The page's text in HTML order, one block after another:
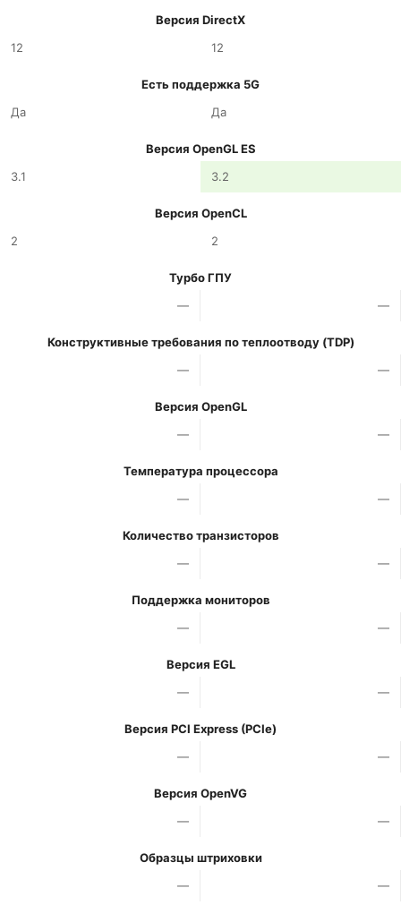
Версия DirectX
12
12
Есть поддержка 5G
Да
Да
Версия OpenGL ES
3.1
3.2
Версия OpenCL
2
2
Турбо ГПУ
—
—
Конструктивные требования по теплоотводу (TDP)
—
—
Версия OpenGL
—
—
Температура процессора
—
—
Количество транзисторов
—
—
Поддержка мониторов
—
—
Версия EGL
—
—
Версия PCI Express (PCIe)
—
—
Версия OpenVG
—
—
Образцы штриховки
—
—